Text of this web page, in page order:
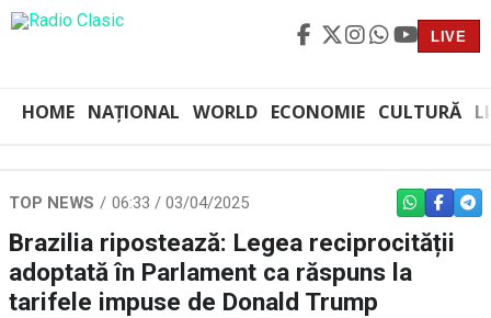
LIVE
HOME NAȚIONAL WORLD ECONOMIE CULTURĂ
TOP NEWS 06:33 / 03/04/2025 WHATSAPP
Brazilia ripostează: Legea reciprocității
adoptată în Parlament ca răspuns la
tarifele impuse de Donald Trump